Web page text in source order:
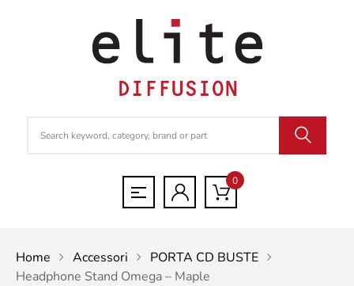
0
Home Accessori
PORTA CD BUSTE
Headphone Stand Omega – Maple